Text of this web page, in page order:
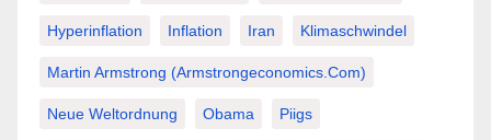
Hyperinflation Inflation Iran Klimaschwindel
Martin Armstrong (Armstrongeconomics.com)
Neue Weltordnung Obama Piigs